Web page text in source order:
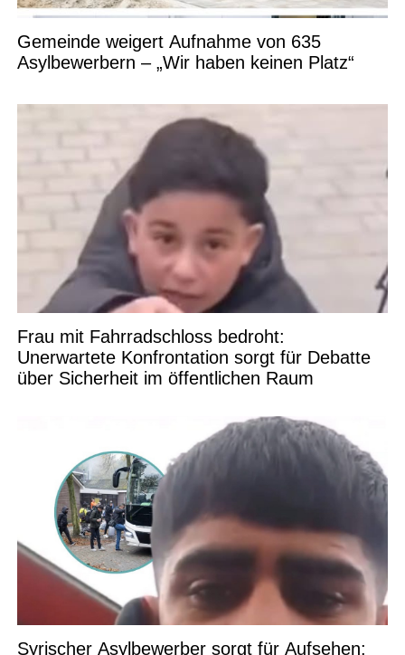
Gemeinde weigert Aufnahme von 635
Asylbewerbern – „Wir haben keinen Platz“
Frau mit Fahrradschloss bedroht:
Unerwartete Konfrontation sorgt für Debatte
über Sicherheit im öffentlichen Raum
Syrischer Asylbewerber sorgt für Aufsehen: